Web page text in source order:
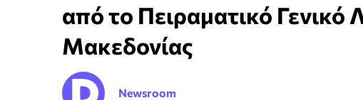
από το Πειραματικό Γενικό
Μακεδονίας
Newsroom